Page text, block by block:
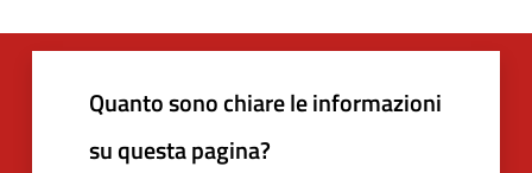
Quanto sono chiare le informazioni
su questa pagina?